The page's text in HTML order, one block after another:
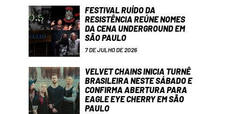
FESTIVAL RUÍDO DA
RESISTÊNCIA REÚNE NOMES
DA CENA UNDERGROUND EM
SÃO PAULO
7 DE JULHO DE 2026
VELVET CHAINS INICIA TURNÊ
BRASILEIRA NESTE SÁBADO E
CONFIRMA ABERTURA PARA
EAGLE EYE CHERRY EM SÃO
PAULO